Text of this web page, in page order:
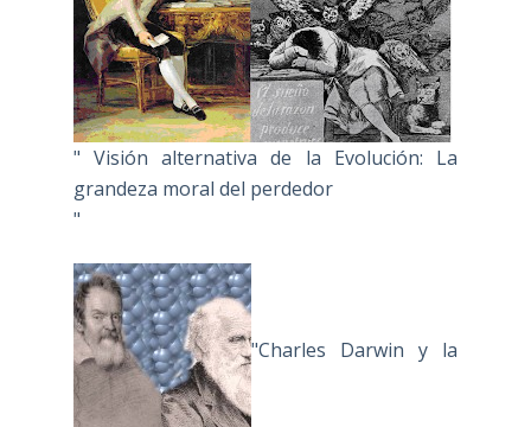
" Visión alternativa de la Evolución: La
grandeza moral del perdedor
"
"Charles Darwin y la